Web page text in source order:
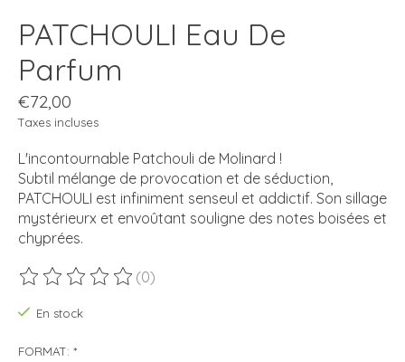
PATCHOULI Eau De
Parfum
€72,00
Taxes incluses
L'incontournable Patchouli de Molinard !
Subtil mélange de provocation et de séduction,
PATCHOULI est infiniment senseul et addictif. Son sillage
mystérieurx et envoûtant souligne des notes boisées et
chyprées.
Ce produit est évalué à
(0)
En stock
FORMAT: *